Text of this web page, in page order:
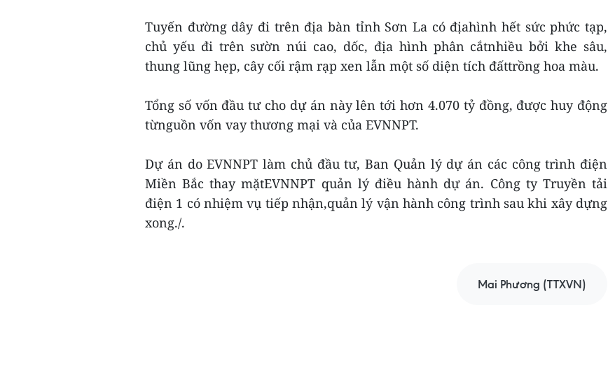
Tuyến đường dây đi trên địa bàn tỉnh Sơn La có địahình hết sức phức tạp,
chủ yếu đi trên sườn núi cao, dốc, địa hình phân cắtnhiều bởi khe sâu,
thung lũng hẹp, cây cối rậm rạp xen lẫn một số diện tích đấttrồng hoa màu.
Tổng số vốn đầu tư cho dự án này lên tới hơn 4.070 tỷ đồng, được huy động
từnguồn vốn vay thương mại và của EVNNPT.
Dự án do EVNNPT làm chủ đầu tư, Ban Quản lý dự án các công trình điện
Miền Bắc thay mặtEVNNPT quản lý điều hành dự án. Công ty Truyền tải
điện 1 có nhiệm vụ tiếp nhận,quản lý vận hành công trình sau khi xây dựng
xong./.
Mai Phương (TTXVN)